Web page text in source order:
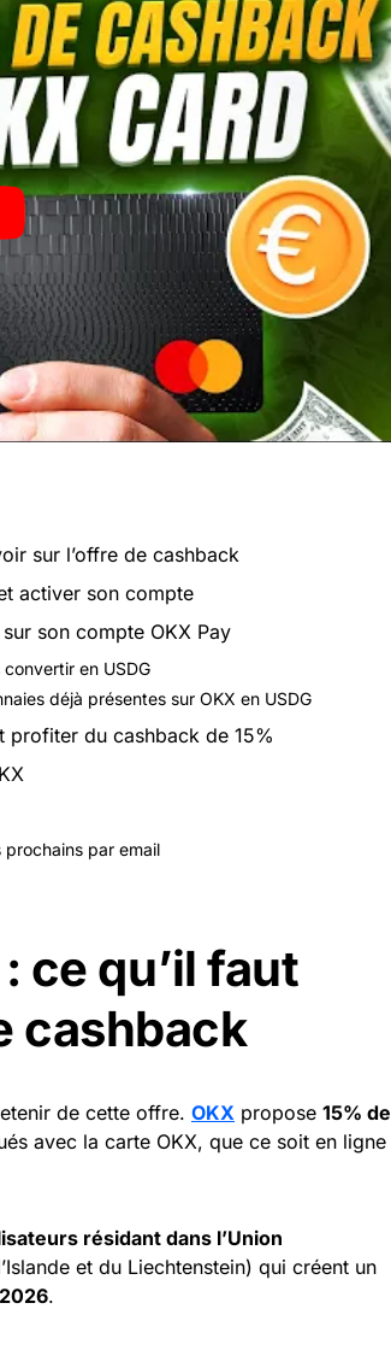
sur l’offre de cashback
activer son compte
son compte OKX Pay
en USDG
déjà présentes sur OKX en USDG
profiter du cashback de 15%
par email
ce qu’il faut
cashback
de cette offre. OKX propose 15% de
avec la carte OKX, que ce soit en ligne
résidant dans l’Union
et du Liechtenstein) qui créent un
.